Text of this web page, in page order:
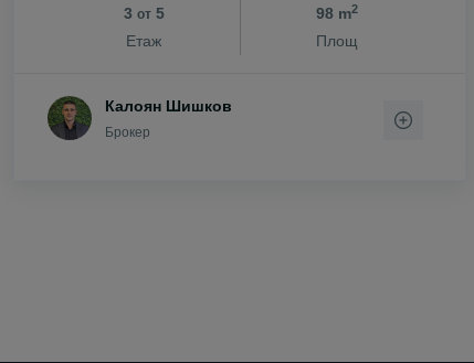
3 от5
Етаж
98 m2
Площ
Калоян Шишков
Брокер